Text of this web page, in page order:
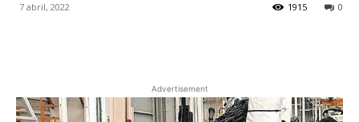
7 abril, 2022 0
1915
Advertisement